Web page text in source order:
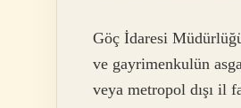
Göç İdaresi
ve gayrimenkulün
veya metropol dışı il